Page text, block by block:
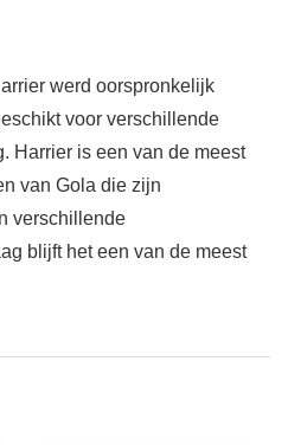
werd oorspronkelijk
voor verschillende
Harrier is een van de meest
van Gola die zijn
verschillende
blijft het een van de meest